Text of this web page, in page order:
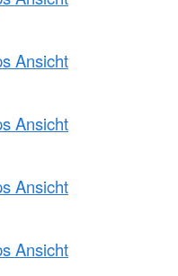
Ansicht
Ansicht
Ansicht
Ansicht